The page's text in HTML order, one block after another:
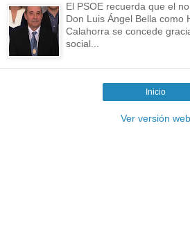
El PSOE recuerda que el
Don Luis Ángel Bella como
Calahorra se concede
social...
Inicio
Ver versión web